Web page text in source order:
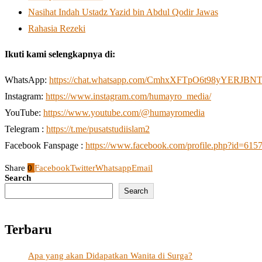
Nasihat Indah Ustadz Yazid bin Abdul Qodir Jawas
Rahasia Rezeki
Ikuti kami selengkapnya di:
WhatsApp: https://chat.whatsapp.com/
Instagram: https://www.instagram.com/humayro_media/
YouTube: https://www.youtube.com/@humayromedia
Telegram : https://t.me/pusatstudiislam2
Facebook Fanspage : https://www.facebook.com/
Share 0 FacebookTwitterWhatsappEmail
Search
Search
Terbaru
Apa yang akan Didapatkan Wanita di Surga?